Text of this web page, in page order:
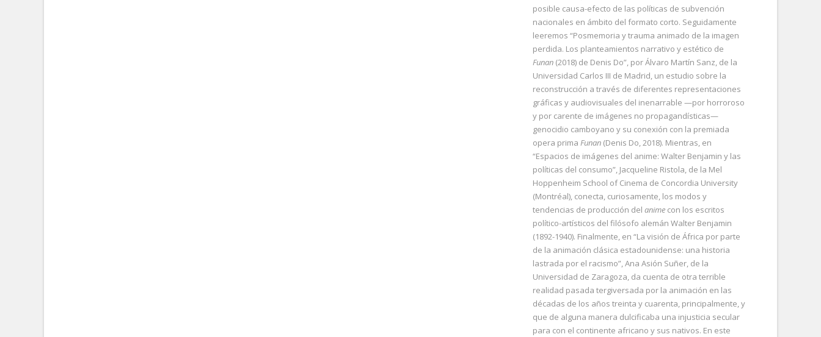
posible causa-efecto de las políticas de subvención
nacionales en ámbito del formato corto. Seguidamente
leeremos “Posmemoria y trauma animado de la imagen
perdida. Los planteamientos narrativo y estético de
Funan (2018) de Denis Do”, por Álvaro Martín Sanz, de la
Universidad Carlos III de Madrid, un estudio sobre la
reconstrucción a través de diferentes representaciones
gráficas y audiovisuales del inenarrable —por horroroso
y por carente de imágenes no propagandísticas—
genocidio camboyano y su conexión con la premiada
opera primaFunan (Denis Do, 2018). Mientras, en
“Espacios de imágenes del anime: Walter Benjamin y las
políticas del consumo”, Jacqueline Ristola, de la Mel
Hoppenheim School of Cinema de Concordia University
(Montréal), conecta, curiosamente, los modos y
tendencias de producción delanime con los escritos
político-artísticos del filósofo alemán Walter Benjamin
(1892-1940). Finalmente, en “La visión de África por parte
de la animación clásica estadounidense: una historia
lastrada por el racismo”, Ana Asión Suñer, de la
Universidad de Zaragoza, da cuenta de otra terrible
realidad pasada tergiversada por la animación en las
décadas de los años treinta y cuarenta, principalmente, y
que de alguna manera dulcificaba una injusticia secular
para con el continente africano y sus nativos. En este